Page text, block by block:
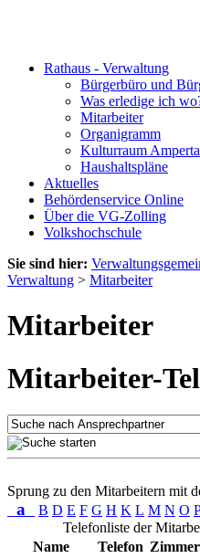
Rathaus - Verwaltung
Bürgerbüro und
Was erledige ich
Mitarbeiter
Organigramm
Kulturraum
Haushaltspläne
Aktuelles
Behördenservice Online
Über die VG-Zolling
Volkshochschule
Sie sind hier:
Verwaltung > Mitarbeiter
Mitarbeiter
Mitarbeiter-
Sprung zu den Mitarbeitern mit
a B D E F G H K L M N O
Telefonliste der
Name
Telefon Zimmer